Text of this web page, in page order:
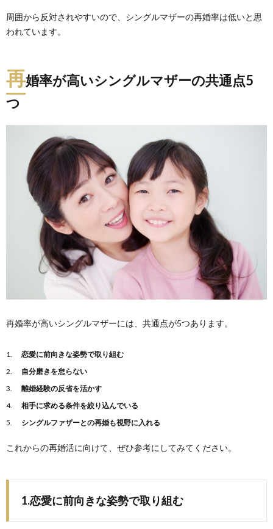
周囲から反対されやすいので、シングルマザーの再婚率は低いと思
われています。
再婚率が高いシングルマザーの共通点5
つ
再婚率が高いシングルマザーには、共通点が5つあります。
恋愛に前向きな姿勢で取り組む
自分磨きを怠らない
離婚経験の反省を活かす
相手に求める条件を絞り込んでいる
シングルファザーとの再婚も視野に入れる
これからの再婚活に向けて、ぜひ参考にしてみてください。
1.恋愛に前向きな姿勢で取り組む